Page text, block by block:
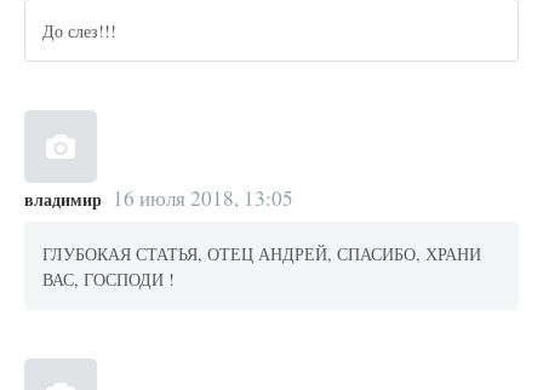
До слез!!!
владимир 16 июля 2018, 13:05
ГЛУБОКАЯ СТАТЬЯ, ОТЕЦ АНДРЕЙ, СПАСИБО, ХРАНИ
ВАС, ГОСПОДИ !